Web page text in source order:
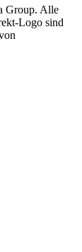
Group. Alle
Logo sind